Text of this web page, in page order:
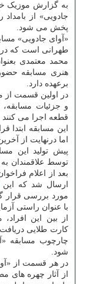
به گزارش موزیک
پخش می شود.
«آوای جادویی»
طهرانی است که در
محمد معتمدی
هنری مسابقه
برعهده دارد.
در اولین قسمت از
و جزئیات
قطعه اجرا می
این مسابقه
اما درنهایت از آخرین
بعد از اعلام
ارسال شد که این
مورد بررسی قرار
با عنوان راستی
از بین این
کارت طلایی
چارچوب مسابقه
شود.
در هر قسمت از
از آثار چهره های